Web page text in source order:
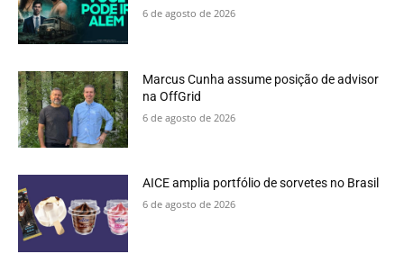
6 de agosto de 2026
Marcus Cunha assume posição de advisor
na OffGrid
6 de agosto de 2026
AICE amplia portfólio de sorvetes no Brasil
6 de agosto de 2026